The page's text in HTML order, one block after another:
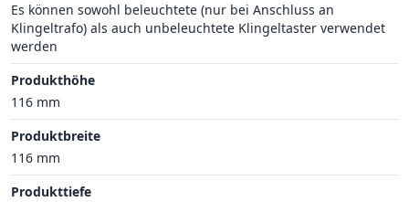
Es können sowohl beleuchtete (nur bei Anschluss an
Klingeltrafo) als auch unbeleuchtete Klingeltaster verwendet
werden
Produkthöhe
116 mm
Produktbreite
116 mm
Produkttiefe